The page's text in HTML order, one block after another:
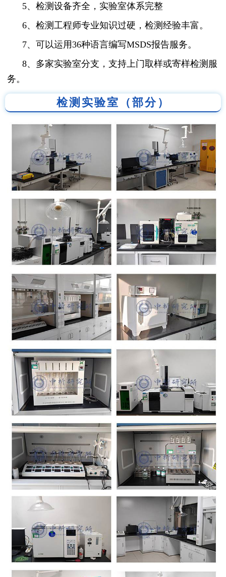
5、检测设备齐全，实验室体系完整
6、检测工程师专业知识过硬，检测经验丰富。
7、可以运用36种语言编写MSDS报告服务。
8、多家实验室分支，支持上门取样或寄样检测服
务。
检测实验室（部分）